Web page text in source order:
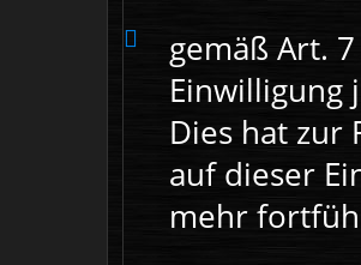
gemäß Art.
Einwilligung
Dies hat zur
auf dieser
mehr